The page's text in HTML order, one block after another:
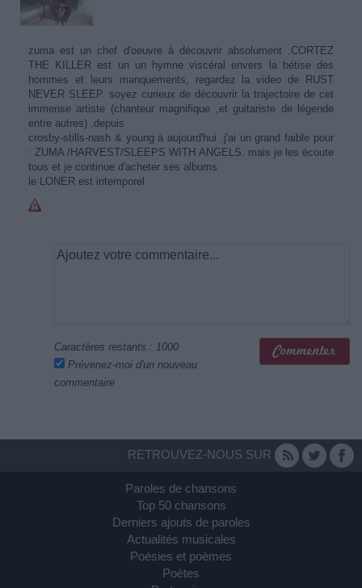
zuma est un chef d'oeuvre à découvrir absolument .CORTEZ
THE KILLER est un un hymne viscéral envers la bétise des
hommes et leurs manquements, regardez la video de RUST
NEVER SLEEP. soyez curieux de découvrir la trajectoire de cet
immense artiste (chanteur magnifique ,et guitariste de légende
entre autres) ,depuis
crosby-stills-nash & young à aujourd'hui .j'ai un grand faible pour
: ZUMA /HARVEST/SLEEPS WITH ANGELS. mais je les écoute
tous et je continue d'acheter ses albums
le LONER est intemporel
Caractères restants : 1000
Prévenez-moi d'un nouveau
commentaire
RETROUVEZ-NOUS SUR
Paroles de chansons
Top 50 chansons
Derniers ajouts de paroles
Actualités musicales
Poésies et poèmes
Poètes